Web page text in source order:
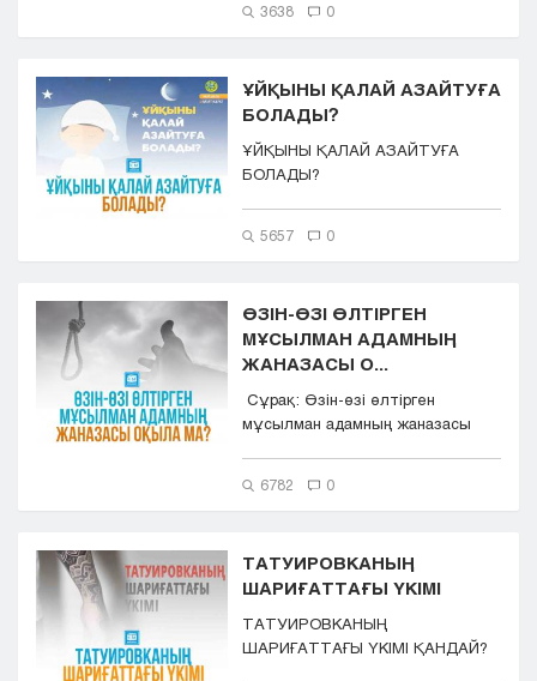
3638 0
ҰЙҚЫНЫ ҚАЛАЙ АЗАЙТУҒА
БОЛАДЫ?
ҰЙҚЫНЫ ҚАЛАЙ АЗАЙТУҒА
БОЛАДЫ?
5657 0
ӨЗІН-ӨЗІ ӨЛТІРГЕН
МҰСЫЛМАН АДАМНЫҢ
ЖАНАЗАСЫ О...
Сұрақ: Өзін-өзі өлтірген
мұсылман адамның жаназасы
6782 0
ТАТУИРОВКАНЫҢ
ШАРИҒАТТАҒЫ ҮКІМІ
ТАТУИРОВКАНЫҢ
ШАРИҒАТТАҒЫ ҮКІМІ ҚАНДАЙ?